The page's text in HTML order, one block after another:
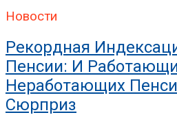
Новости
Рекордная
Пенсии: И
Неработающих
Сюрприз